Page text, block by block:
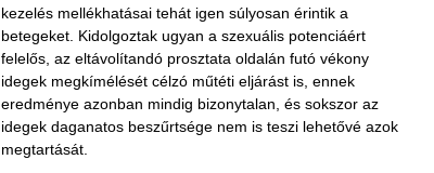
kezelés mellékhatásai tehát igen súlyosan érintik a
betegeket. Kidolgoztak ugyan a szexuális potenciáért
felelős, az eltávolítandó prosztata oldalán futó vékony
idegek megkímélését célzó műtéti eljárást is, ennek
eredménye azonban mindig bizonytalan, és sokszor az
idegek daganatos beszűrtsége nem is teszi lehetővé azok
megtartását.